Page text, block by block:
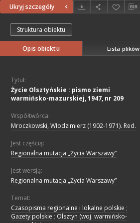
Ukryj szczegóły
Struktura obiektu
Opis obiektu Lista plików
Tytuł:
Życie Olsztyńskie : pismo ziemi
warmińsko-mazurskiej, 1947, nr 209
Współtwórca:
Mroczkowski, Włodzimierz (1902-1971). Red.
Jest częścią:
Regionalna mutacja „Życia Warszawy”
Jest wersją:
Regionalna mutacja „Życia Warszawy”
Temat:
Czasopisma regionalne i lokalne polskie ;
Gazety polskie ; Olsztyn (woj. warmińsko-